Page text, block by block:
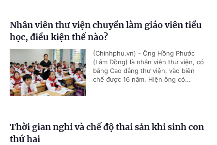
Nhân viên thư viện chuyển làm giáo viên tiểu
học, điều kiện thế nào?
(Chinhphu.vn) - Ông Hồng Phước
(Lâm Đồng) là nhân viên thư viện, có
bằng Cao đẳng thư viện, vào biên
chế được 16 năm. Hiện ông có...
Thời gian nghỉ và chế độ thai sản khi sinh con
thứ hai